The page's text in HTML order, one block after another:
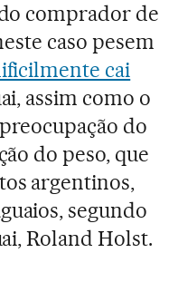
comprador de
caso pesem
cai
assim como o
do
do peso, que
argentinos,
segundo
Roland Holst.